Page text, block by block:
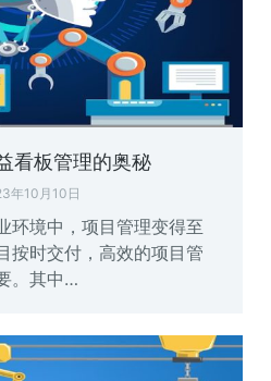
看板管理的奥秘
年10月10日
环境中，项目管理变得至
按时交付，高效的项目管
。其中…